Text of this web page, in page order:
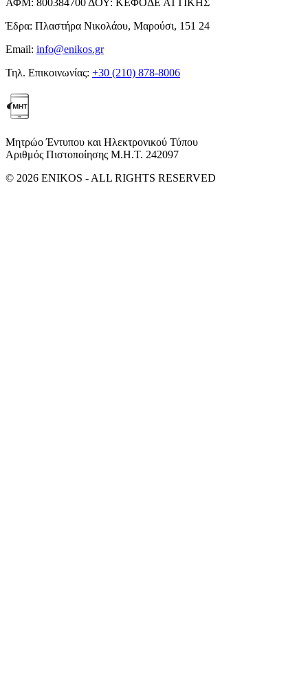
Έδρα: Πλαστήρα Νικολάου, Μαρούσι, 151 24
Email: info@enikos.gr
Τηλ. Επικοινωνίας: +30 (210) 878-8006
Μητρώο Έντυπου και Ηλεκτρονικού Τύπου
Αριθμός Πιστοποίησης Μ.Η.Τ. 242097
© 2026 ENIKOS - ALL RIGHTS RESERVED